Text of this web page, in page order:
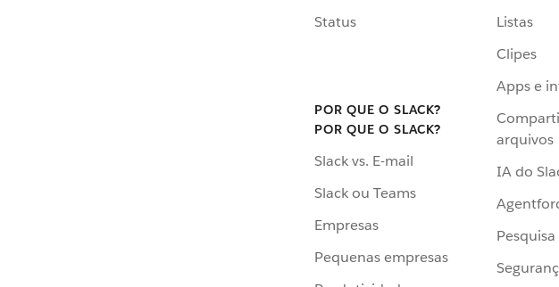
Status
POR QUE O SLACK?
POR QUE O SLACK?
Slack vs. E-mail
Slack ou Teams
Empresas
Pequenas empresas
Listas
Clipes
Apps e
arquivos
IA do